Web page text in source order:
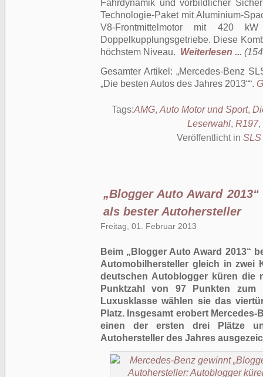
Fahrdynamik und vorbildlicher
Technologie-Paket mit Aluminium-
V8-Frontmittelmotor mit 420
Doppelkupplungsgetriebe. Diese
höchstem Niveau. Weiterlesen ...
Gesamter Artikel: Mercedes-Benz
„Die besten Autos des Jahres 2013“ .
Tags:AMG, Auto Motor und Sport,
Leserwahl, R197,
Veröffentlicht in SLS
„Blogger Auto Award
als bester Autohersteller
Freitag, 01. Februar 2013
Beim „Blogger Auto Award 2013“
Automobilhersteller gleich in zwei
deutschen Autoblogger küren die
Punktzahl von 97 Punkten zum
Luxusklasse wählen sie das
Platz. Insgesamt erobert
einen der ersten drei Plätze
Autohersteller des Jahres